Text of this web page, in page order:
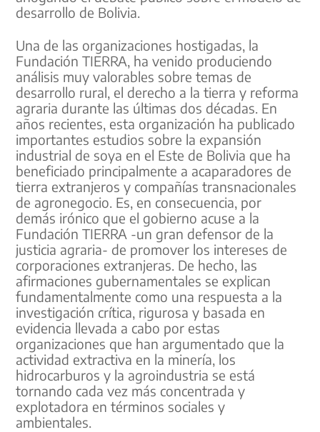
desarrollo de Bolivia.
Una de las organizaciones hostigadas, la
Fundación TIERRA, ha venido produciendo
análisis muy valorables sobre temas de
desarrollo rural, el derecho a la tierra y reforma
agraria durante las últimas dos décadas. En
años recientes, esta organización ha publicado
importantes estudios sobre la expansión
industrial de soya en el Este de Bolivia que ha
beneficiado principalmente a acaparadores de
tierra extranjeros y compañías transnacionales
de agronegocio. Es, en consecuencia, por
demás irónico que el gobierno acuse a la
Fundación TIERRA -un gran defensor de la
justicia agraria- de promover los intereses de
corporaciones extranjeras. De hecho, las
afirmaciones gubernamentales se explican
fundamentalmente como una respuesta a la
investigación crítica, rigurosa y basada en
evidencia llevada a cabo por estas
organizaciones que han argumentado que la
actividad extractiva en la minería, los
hidrocarburos y la agroindustria se está
tornando cada vez más concentrada y
explotadora en términos sociales y
ambientales.